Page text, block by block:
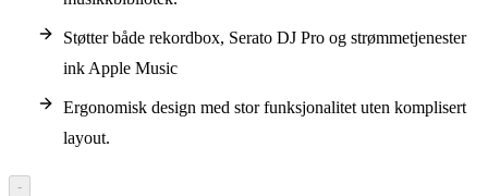
Støtter både rekordbox, Serato DJ Pro og strømmetjenester
ink Apple Music
Ergonomisk design med stor funksjonalitet uten komplisert
layout.
-